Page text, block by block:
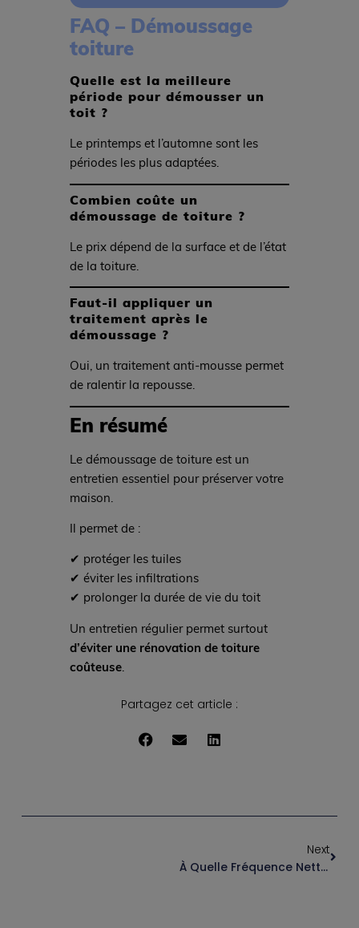
FAQ – Démoussage
toiture
Quelle est la meilleure
période pour démousser un
toit ?
Le printemps et l’automne sont les
périodes les plus adaptées.
Combien coûte un
démoussage de toiture ?
Le prix dépend de la surface et de l’état
de la toiture.
Faut-il appliquer un
traitement après le
démoussage ?
Oui, un traitement anti-mousse permet
de ralentir la repousse.
En résumé
Le démoussage de toiture est un
entretien essentiel pour préserver votre
maison.
Il permet de :
✔ protéger les tuiles
✔ éviter les infiltrations
✔ prolonger la durée de vie du toit
Un entretien régulier permet surtout
d’éviter une rénovation de toiture
coûteuse.
Partagez cet article :
Next
À Quelle Fréquence Nettoyer Sa Toiture ?